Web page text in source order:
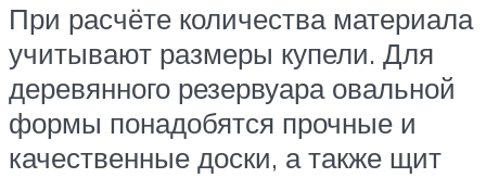
При расчёте количества материала
учитывают размеры купели. Для
деревянного резервуара овальной
формы понадобятся прочные и
качественные доски, а также щит